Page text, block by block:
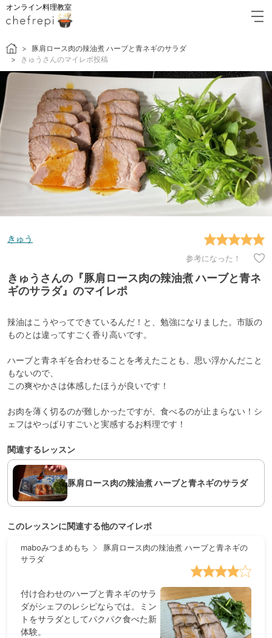
オンライン料理教室
豚肩ロース肉の辣油煮 ハーブと青ネギのサラダ
きゅうさんのマイレポ投稿
きゅう
参考になった！
きゅうさんの『豚肩ロース肉の辣油煮 ハーブと青ネ
ギのサラダ』のマイレポ
辣油はこうやってできているんだ！と、勉強になりました。市販の
ものとは違ってすごく香り高いです。
ハーブと青ネギを合わせることを考えたことも、思い浮かんだこと
もないので、
この爽やかさは体感したほうが良いです！
お肉を薄く切るのが難しかったですが、食べるのが止まらない！シ
ェフはやっぱりすごいと実感するお料理です！
関連するレッスン
豚肩ロース肉の辣油煮 ハーブと青ネギのサラダ
このレッスンに関連する他のマイレポ
maboみつまめもち
豚肩ロース肉の辣油煮 ハーブと青ネギの
サラダ
付け合わせのハーブと青ネギのサラ
ダがシェフのレシピならでは。ミン
トをサラダとしてパクパク食べた新
体験。